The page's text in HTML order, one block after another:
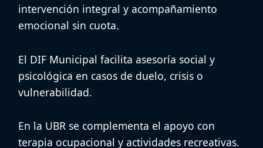
intervención integral y acompañamiento
emocional sin cuota.
El DIF Municipal facilita asesoría social y
psicológica en casos de duelo, crisis o
vulnerabilidad.
En la UBR se complementa el apoyo con
terapia ocupacional y actividades recreativas.